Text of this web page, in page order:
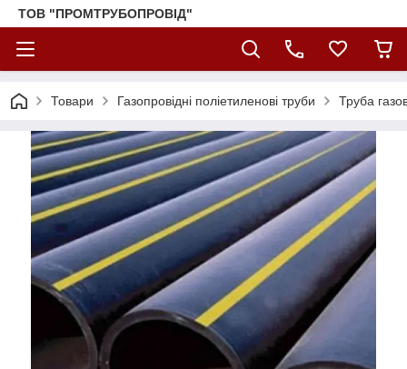
ТОВ "ПРОМТРУБОПРОВІД"
Товари Газопровідні поліетиленові труби Труба